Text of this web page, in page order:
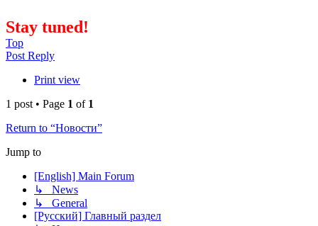
Stay tuned!
Top
Post Reply
Print view
1 post • Page 1 of 1
Return to “Новости”
Jump to
[English] Main Forum
↳ News
↳ General
[Русский] Главный раздел